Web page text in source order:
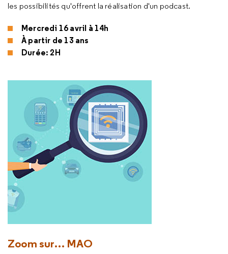
les possibilités qu'offrent la réalisation d'un podcast.
Mercredi 16 avril à 14h
À partir de 13 ans
Durée: 2H
Zoom sur… MAO